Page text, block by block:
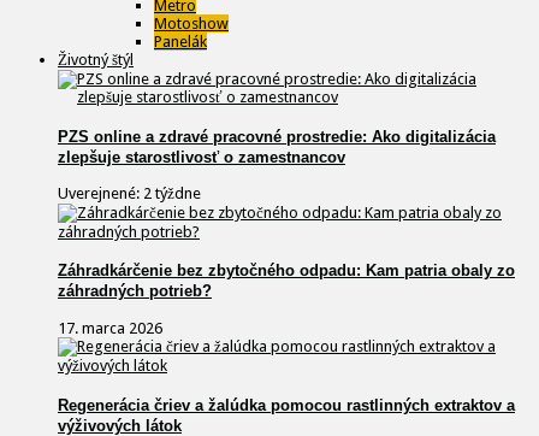
Metro
Motoshow
Panelák
Životný štýl
PZS online a zdravé pracovné prostredie: Ako digitalizácia
zlepšuje starostlivosť o zamestnancov
Uverejnené: 2 týždne
Záhradkárčenie bez zbytočného odpadu: Kam patria obaly zo
záhradných potrieb?
17. marca 2026
Regenerácia čriev a žalúdka pomocou rastlinných extraktov a
výživových látok